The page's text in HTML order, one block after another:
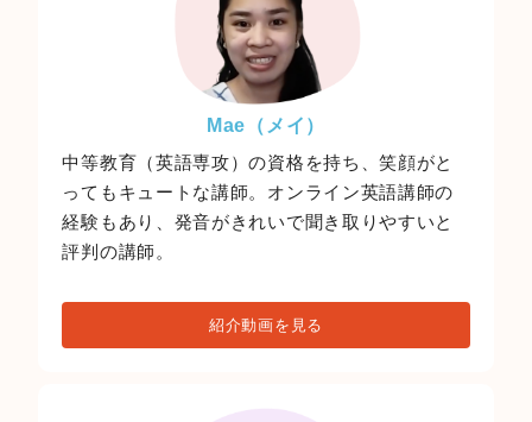
Mae（メイ）
中等教育（英語専攻）の資格を持ち、笑顔がと
ってもキュートな講師。オンライン英語講師の
経験もあり、発音がきれいで聞き取りやすいと
評判の講師。
紹介動画を見る